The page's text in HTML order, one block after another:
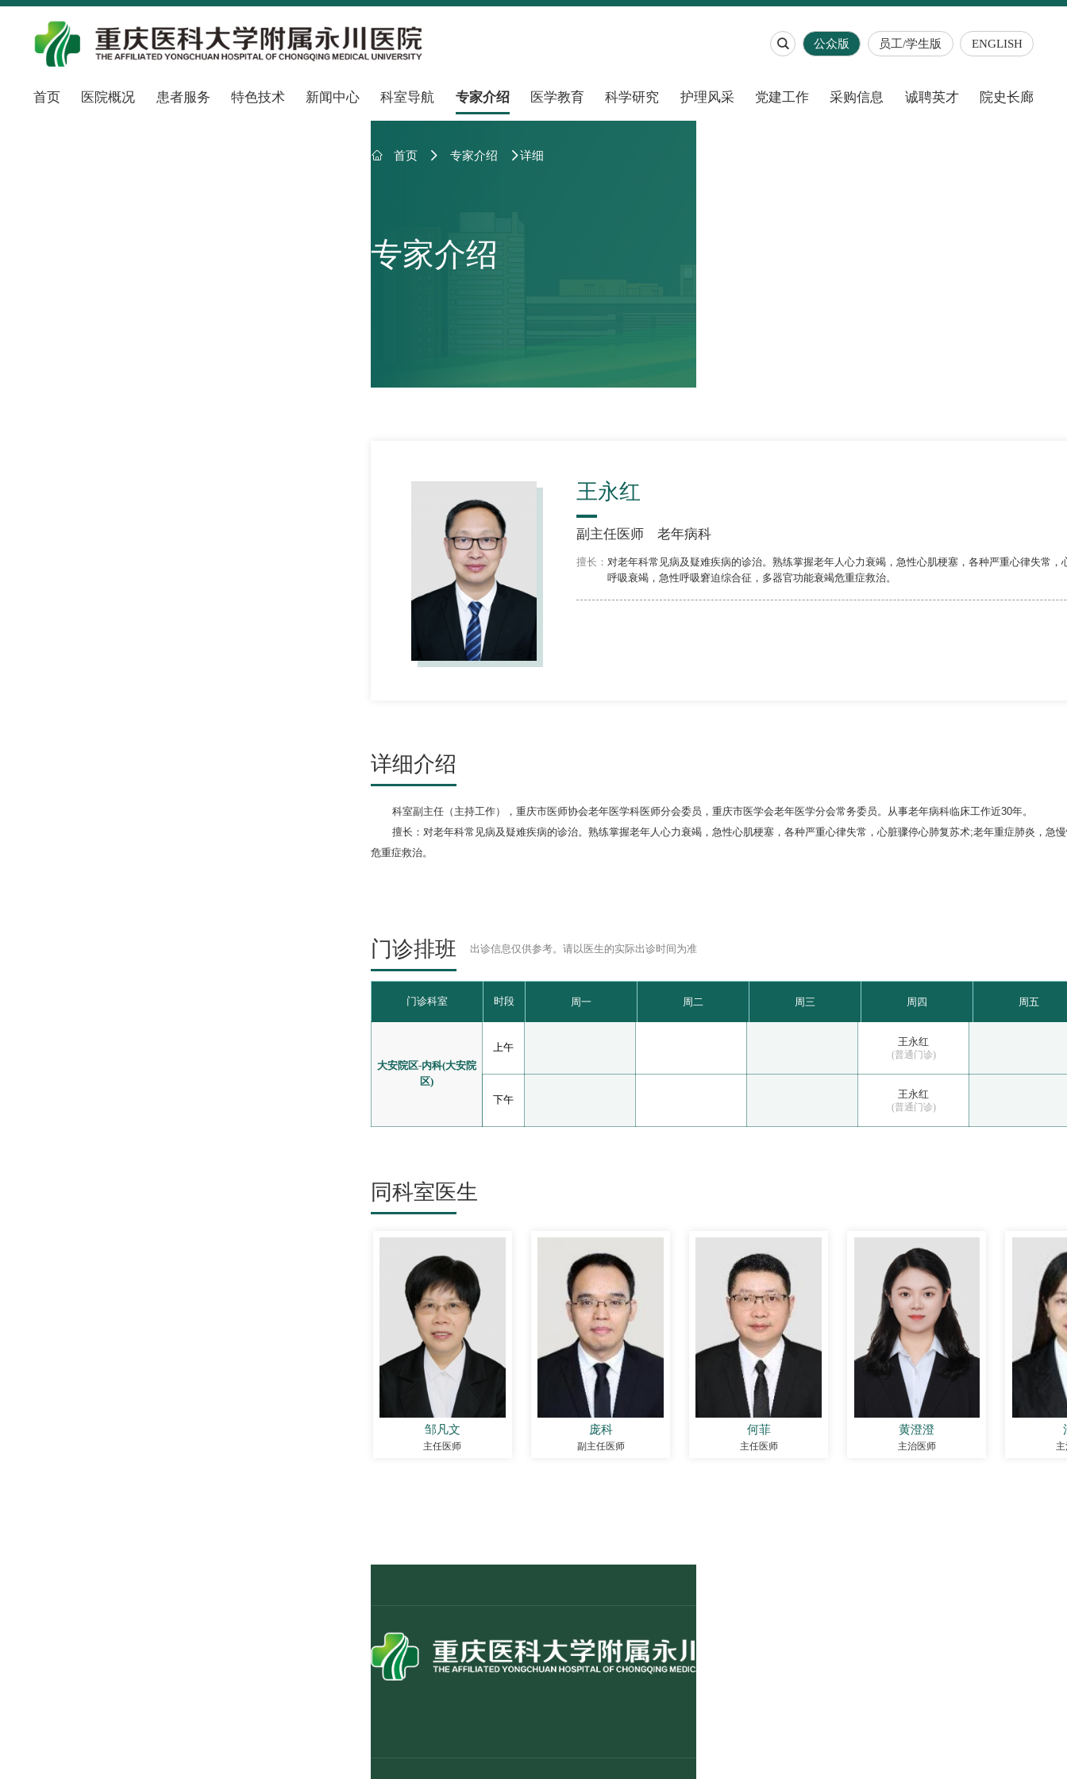
 公众版 员工/学生版 ENGLISH
首页 医院概况 患者服务 特色技术 新闻中心 科室导航 专家介绍 医学教育 科学研究 护理风采 党建工作 采购信息 诚聘英才 院史长廊
 首页  专家介绍 详细
专家介绍
王永红
副主任医师 老年病科
擅长： 对老年科常见病及疑难疾病的诊治。熟练掌握老年人心力衰竭，急性心肌梗塞，各种严重心律失常
呼吸衰竭，急性呼吸窘迫综合征，多器官功能衰竭危重症救治。
详细介绍
科室副主任（主持工作），重庆市医师协会老年医学科医师分会委员，重庆市医学会老年医学分会常务委员。从事老年病科临床工作近30年。
擅长：对老年科常见病及疑难疾病的诊治。熟练掌握老年人心力衰竭，急性心肌梗塞，各种严重心律失常，心脏骤停心肺复苏术;老年重症肺炎，急
危重症救治。
门诊排班 出诊信息仅供参考。请以医生的实际出诊时间为准
门诊科室 时段 周一 周二 周三 周四 周五
大安院区-内科(大安院
区)
上午 王永红
(普通门诊)
下午 王永红
(普通门诊)
同科室医生
邹凡文
主任医师
庞科
副主任医师
何菲
主任医师
黄澄澄
主治医师